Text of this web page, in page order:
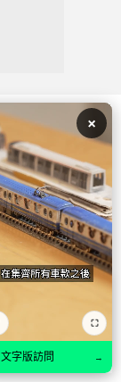
六年前經
6 年前的舊
保留摺疊設計與
×
⛶
字版訪問 →